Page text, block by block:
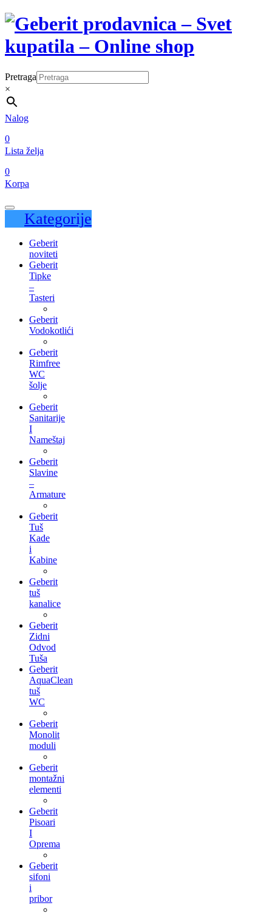
Pretraga
×
Nalog
0
Lista želja
0
Korpa
Kategorije
Geberit
noviteti
Geberit
Tipke
–
Tasteri
Geberit
Vodokotlići
Geberit
Rimfree
WC
šolje
Geberit
Sanitarije
I
Nameštaj
Geberit
Slavine
–
Armature
Geberit
Tuš
Kade
i
Kabine
Geberit
tuš
kanalice
Geberit
Zidni
Odvod
Tuša
Geberit
AquaClean
tuš
WC
Geberit
Monolit
moduli
Geberit
montažni
elementi
Geberit
Pisoari
I
Oprema
Geberit
sifoni
i
pribor